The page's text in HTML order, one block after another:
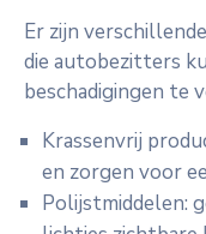
Er zijn
die autobezitters
beschadigingen te
Krassenvrij
en zorgen voor
Polijstmiddelen: